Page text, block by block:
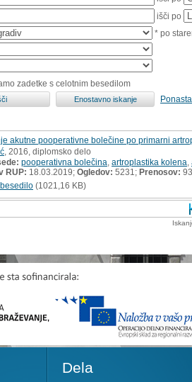
išči po
* po
zadetke s celotnim besedilom
akutne pooperativne bolečine po primarni
, 2016, diplomsko delo
pooperativna bolečina artroplastika kolena
RUP: 18.03.2019; Ogledov: 5231; Prenosov: 93
(1021,16 KB)
Dela